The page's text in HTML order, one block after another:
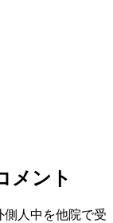
メント
側人中を他院で受